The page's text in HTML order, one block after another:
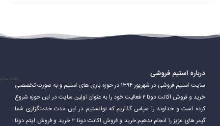
درباره استیم فروشی
سایت استیم فروشی در شهریور ۱۳۹۴ در حوزه بازی های استیم و به صورت تخصصی
خرید و فروش اکانت دوتا ۲ فعالیت خود را به عنوان اولین سایت در این حوزه شروع
کرده است و خداوند را سپاس گذاریم که توانستیم در این مدت خدمتگزاری شما
گیمر های عزیز را انجام بدهیم.خرید و فروش اکانت دوتا ۲ خرید و فروش ایتم دوتا
نماد